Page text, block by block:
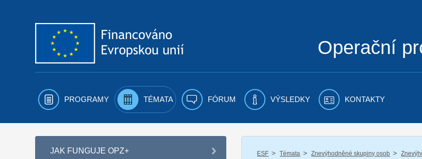
Operační
PROGRAMY TÉMATA FÓRUM VÝSLEDKY KONTAKTY
JAK FUNGUJE OPZ+ ESF / Témata / Znevýhodněné skupiny osob /